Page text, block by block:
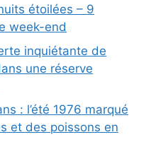
étoilées – 9
week-end
inquiétante de
une réserve
: l’été 1976 marqué
et des poissons en